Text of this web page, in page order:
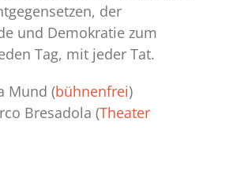
der
und Demokratie zum
Tag, mit jeder Tat.
Mund (bühnenfrei)
Bresadola (Theater